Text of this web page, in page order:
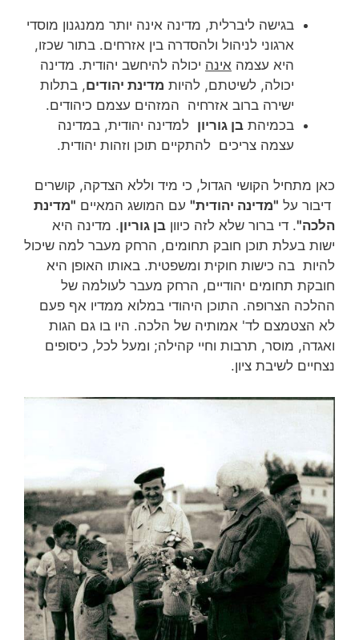
בגישה ליברלית, מדינה אינה יותר ממנגנון מוסדי
ארגוני לניהול ולהסדרה בין אזרחים. בתור שכזו,
היא עצמה אינה יכולה להיחשב יהודית. מדינה
יכולה, לשיטתם, להיות מדינת יהודים, בתלות
ישירה ברוב אזרחיה המזהים עצמם כיהודים.
בכמיהת בן גוריון למדינה יהודית, במדינה
עצמה צריכים להתקיים תוכן וזהות יהודית.
כאן מתחיל הקושי הגדול, כי מיד וללא הצדקה, קושרים
דיבור על "מדינה יהודית" עם המושג המאיים "מדינת
הלכה". די ברור שלא לזה כיוון בן גוריון. מדינה היא
ישות בעלת תוכן חובק תחומים, הרחק מעבר למה שיכול
להיות בה כישות חוקית ומשפטית. באותו האופן היא
חובקת תחומים יהודיים, הרחק מעבר לעולמה של
ההלכה הצרופה. התוכן היהודי במלוא ממדיו אף פעם
לא הצטמצם לד' אמותיה של הלכה. היו בו גם הגות
ואגדה, מוסר, תרבות וחיי קהילה; ומעל לכל, כיסופים
נצחיים לשיבת ציון.